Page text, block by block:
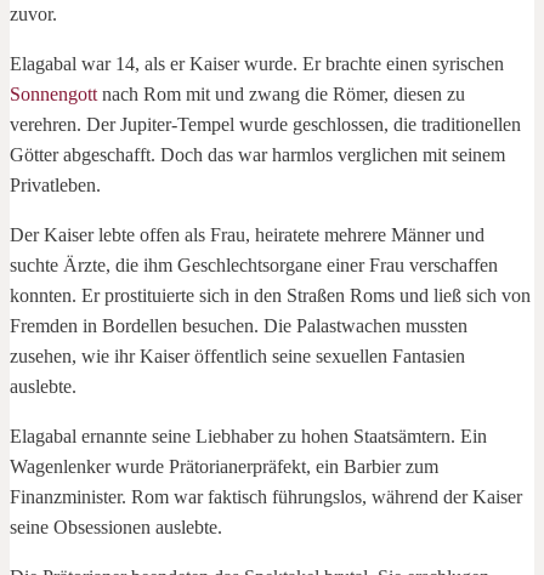
zuvor.
Elagabal war 14, als er Kaiser wurde. Er brachte einen syrischen
Sonnengott nach Rom mit und zwang die Römer, diesen zu
verehren. Der Jupiter-Tempel wurde geschlossen, die traditionellen
Götter abgeschafft. Doch das war harmlos verglichen mit seinem
Privatleben.
Der Kaiser lebte offen als Frau, heiratete mehrere Männer und
suchte Ärzte, die ihm Geschlechtsorgane einer Frau verschaffen
konnten. Er prostituierte sich in den Straßen Roms und ließ sich von
Fremden in Bordellen besuchen. Die Palastwachen mussten
zusehen, wie ihr Kaiser öffentlich seine sexuellen Fantasien
auslebte.
Elagabal ernannte seine Liebhaber zu hohen Staatsämtern. Ein
Wagenlenker wurde Prätorianerpräfekt, ein Barbier zum
Finanzminister. Rom war faktisch führungslos, während der Kaiser
seine Obsessionen auslebte.